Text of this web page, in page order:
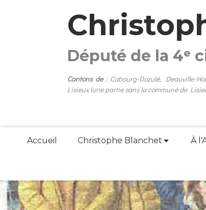
Député de la 4ᵉ
Cantons de : Cabourg-Dozulé, Deauville-
Lisieux (une partie sans la commune de
Accueil Christophe Blanchet À